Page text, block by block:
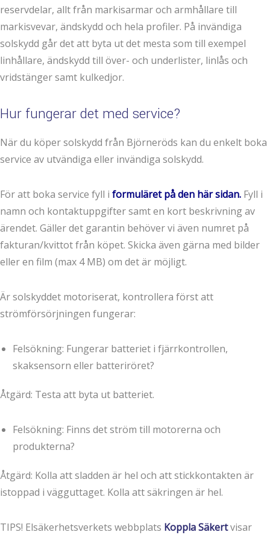
reservdelar, allt från markisarmar och armhållare till
markisvevar, ändskydd och hela profiler. På invändiga
solskydd går det att byta ut det mesta som till exempel
linhållare, ändskydd till över- och underlister, linlås och
vridstänger samt kulkedjor.
Hur fungerar det med service?
När du köper solskydd från Björneröds kan du enkelt boka
service av utvändiga eller invändiga solskydd.
För att boka service fyll i formuläret på den här sidan. Fyll i
namn och kontaktuppgifter samt en kort beskrivning av
ärendet. Gäller det garantin behöver vi även numret på
fakturan/kvittot från köpet. Skicka även gärna med bilder
eller en film (max 4 MB) om det är möjligt.
Är solskyddet motoriserat, kontrollera först att
strömförsörjningen fungerar:
Felsökning: Fungerar batteriet i fjärrkontrollen,
skaksensorn eller batteriröret?
Åtgärd: Testa att byta ut batteriet.
Felsökning: Finns det ström till motorerna och
produkterna?
Åtgärd: Kolla att sladden är hel och att stickkontakten är
istoppad i vägguttaget. Kolla att säkringen är hel.
TIPS! Elsäkerhetsverkets webbplats Koppla Säkertvisar